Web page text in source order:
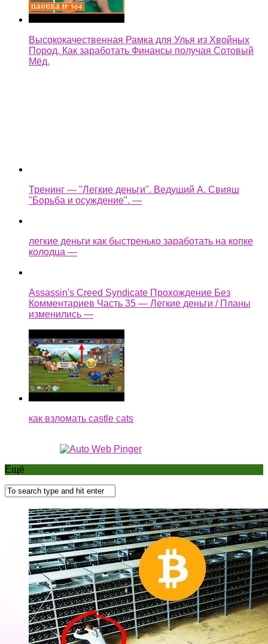
Высококачественная Рамка для Улья из Хвойных
Пород. Как заработать Финансы получая Сотовый
Мёд.
Assassin's Creed Syndicate Прохождение Без
как взломать castle cats
Самая большая майнинг ферма в России! Сколько
приносит?